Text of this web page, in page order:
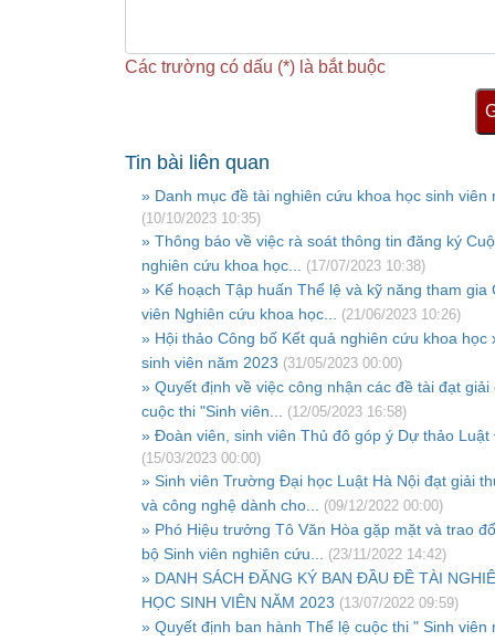
Các trường có dấu (*) là bắt buộc
Tin bài liên quan
» Danh mục đề tài nghiên cứu khoa học sinh viên
(10/10/2023 10:35)
» Thông báo về việc rà soát thông tin đăng ký
nghiên cứu khoa học...
(17/07/2023 10:38)
» Kế hoạch Tập huấn Thể lệ và kỹ năng tham gia
viên Nghiên cứu khoa học...
(21/06/2023 10:26)
» Hội thảo Công bố Kết quả nghiên cứu khoa học
sinh viên năm 2023 (31/05/2023 00:00)
» Quyết định về việc công nhận các đề tài đạt
cuộc thi "Sinh viên...
(12/05/2023 16:58)
» Đoàn viên, sinh viên Thủ đô góp ý Dự thảo
(15/03/2023 00:00)
» Sinh viên Trường Đại học Luật Hà Nội đạt giải
và công nghệ dành cho...
(09/12/2022 00:00)
» Phó Hiệu trưởng Tô Văn Hòa gặp mặt và trao
bộ Sinh viên nghiên cứu...
(23/11/2022 14:42)
» DANH SÁCH ĐĂNG KÝ BAN ĐẦU ĐỀ TÀI
HỌC SINH VIÊN NĂM 2023 (13/07/2022 09:59)
» Quyết định ban hành Thể lệ cuộc thi " Sinh viên